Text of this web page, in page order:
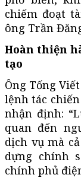
chiếm đoạt
ông Trần
Hoàn thiện
tạo
Ông Tống
lệnh tác
nhận định:
quan đến
dịch vụ mà
dựng chính
chính phủ